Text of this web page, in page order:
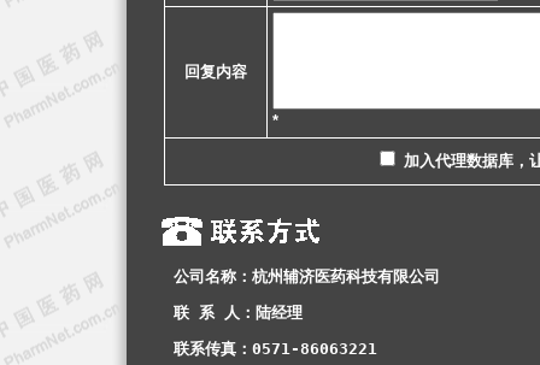
回复内容
*
加入代理数据库，
公司名称：杭州辅济医药科技有限公司
联 系 人：陆经理
联系传真：0571-86063221